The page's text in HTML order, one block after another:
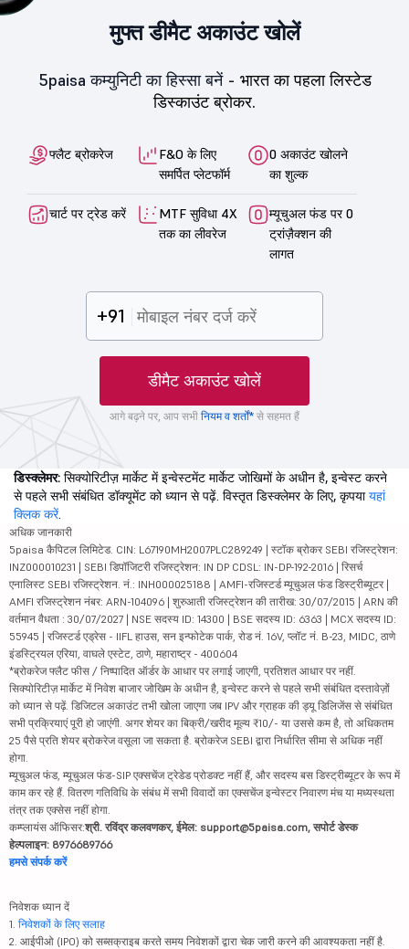
मुफ्त डीमैट अकाउंट खोलें
5paisa कम्युनिटी का हिस्सा बनें - भारत का पहला लिस्टेड
डिस्काउंट ब्रोकर.
फ्लैट ब्रोकरेज
F&O के लिए
समर्पित प्लेटफॉर्म
0 अकाउंट खोलने
का शुल्क
चार्ट पर ट्रेड करें
MTF सुविधा 4X
तक का लीवरेज
म्यूचुअल फंड पर 0
ट्रांज़ैक्शन की
लागत
+91
डीमैट अकाउंट खोलें
आगे बढ़ने पर, आप सभी नियम व शर्तों* से सहमत हैं
डिस्क्लेमर: सिक्योरिटीज़ मार्केट में इन्वेस्टमेंट मार्केट जोखिमों के अधीन है, इन्वेस्ट करने
से पहले सभी संबंधित डॉक्यूमेंट को ध्यान से पढ़ें. विस्तृत डिस्क्लेमर के लिए, कृपयायहां
क्लिक करें.
अधिक जानकारी
5paisa कैपिटल लिमिटेड. CIN: L67190MH2007PLC289249 | स्टॉक ब्रोकर SEBI रजिस्ट्रेशन:
INZ000010231 | SEBI डिपॉजिटरी रजिस्ट्रेशन: IN DP CDSL: IN-DP-192-2016 | रिसर्च
एनालिस्ट SEBI रजिस्ट्रेशन. नं.: INH000025188 | AMFI-रजिस्टर्ड म्यूचुअल फंड डिस्ट्रीब्यूटर |
AMFI रजिस्ट्रेशन नंबर: ARN-104096 | शुरुआती रजिस्ट्रेशन की तारीख: 30/07/2015 | ARN की
वर्तमान वैधता : 30/07/2027 | NSE सदस्य ID: 14300 | BSE सदस्य ID: 6363 | MCX सदस्य ID:
55945 | रजिस्टर्ड एड्रेस - IIFL हाउस, सन इन्फोटेक पार्क, रोड नं. 16V, प्लॉट नं. B-23, MIDC, ठाणे
इंडस्ट्रियल एरिया, वाघले एस्टेट, ठाणे, महाराष्ट्र - 400604
*ब्रोकरेज फ्लैट फीस / निष्पादित ऑर्डर के आधार पर लगाई जाएगी, प्रतिशत आधार पर नहीं.
सिक्योरिटीज़ मार्केट में निवेश बाजार जोखिम के अधीन है, इन्वेस्ट करने से पहले सभी संबंधित दस्तावेज़ों
को ध्यान से पढ़ें. डिजिटल अकाउंट तभी खोला जाएगा जब IPV और ग्राहक की ड्यू डिलिजेंस से संबंधित
सभी प्रक्रियाएं पूरी हो जाएंगी. अगर शेयर का बिक्री/खरीद मूल्य ₹10/- या उससे कम है, तो अधिकतम
25 पैसे प्रति शेयर ब्रोकरेज वसूला जा सकता है. ब्रोकरेज SEBI द्वारा निर्धारित सीमा से अधिक नहीं
होगा.
म्यूचुअल फंड, म्यूचुअल फंड-SIP एक्सचेंज ट्रेडेड प्रोडक्ट नहीं हैं, और सदस्य बस डिस्ट्रीब्यूटर के रूप में
काम कर रहे हैं. वितरण गतिविधि के संबंध में सभी विवादों का एक्सचेंज इन्वेस्टर निवारण मंच या मध्यस्थता
तंत्र तक एक्सेस नहीं होगा.
कम्प्लायंस ऑफिसर:श्री. रविंद्र कलवणकर, ईमेल: support@5paisa.com, सपोर्ट डेस्क
हेल्पलाइन: 8976689766
हमसे संपर्क करें
निवेशक ध्यान दें
1. निवेशकों के लिए सलाह
2. आईपीओ (IPO) को सब्सक्राइब करते समय निवेशकों द्वारा चेक जारी करने की आवश्यकता नहीं है.